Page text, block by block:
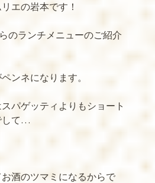
エの岩本です！
のランチメニューのご紹介
ンネになります。
パゲッティよりもショート
て…
酒のツマミになるからで